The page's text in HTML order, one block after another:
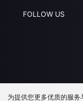
FOLLOW US
下载 APP
为提供您更多优质的服